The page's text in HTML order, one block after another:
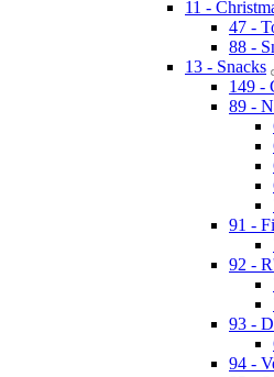
11 -
47 -
88 -
13 - Snacks
149 -
89 -
91 -
92 -
93 -
94 -